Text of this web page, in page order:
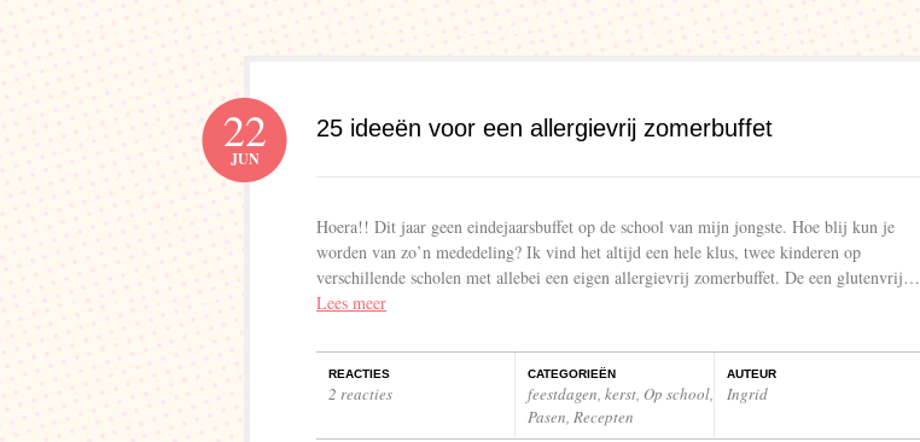
25 ideeën voor een allergievrij zomerbuffet
22
JUN
Hoera!! Dit jaar geen eindejaarsbuffet op de school van mijn jongste. Hoe blij kun je
worden van zo’n mededeling? Ik vind het altijd een hele klus, twee kinderen op
verschillende scholen met allebei een eigen allergievrij zomerbuffet. De een glutenvrij…
Lees meer
REACTIES
2 reacties
CATEGORIEËN
feestdagen, kerst, Op school,
Pasen, Recepten
AUTEUR
Ingrid